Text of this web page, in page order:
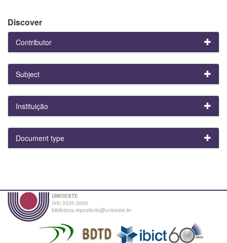
Discover
Contributor
Subject
Instituição
Document type
UNIOESTE
(45) 3220-3000
biblioteca.repositorio@unioeste.br